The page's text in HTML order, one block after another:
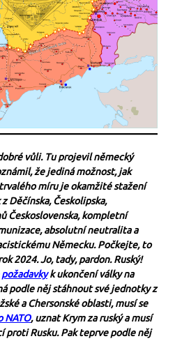
vůli. Tu projevil německý
že jediná možnost, jak
míru je okamžité stažení
Děčínska, Českolipska,
Československa, kompletní
absolutní neutralita a
Německu. Počkejte, to
2024. Jo, tady, pardon. Ruský!
požadavkyk ukončení války na
podle něj stáhnout své jednotky z
a Chersonské oblasti, musí se
NATO, uznat Krym za ruský a musí
proti Rusku. Pak teprve podle něj